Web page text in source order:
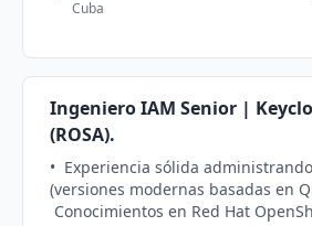
Cuba • 🇪🇨 Ecuador • 🇸🇻 El Salvador
🇭🇳 Honduras • 🇲🇽 México • 🇳🇮
• 🇵🇾 Paraguay • 🇵🇪 Perú • 🇵🇷
República Dominicana • 🇻🇪 Venezuela.
Trabajo 100% remoto. *
Oportunidades de crecimiento. *
competitivos según desempeño. *
laboral. Si cumples con el perfil y deseas formar parte
de nuestro equipo, contáctanos
Cuba
Ingeniero IAM Senior |
(ROSA).
•⁠ ⁠Experiencia sólida
(versiones modernas basadas en
⁠Conocimientos en Red Hat